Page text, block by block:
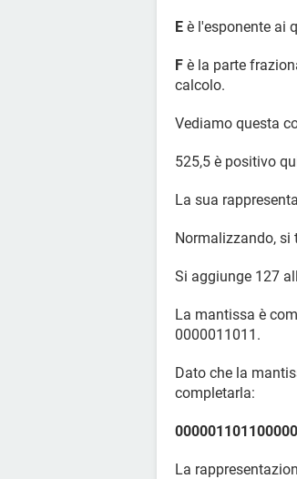
E è l'esponente ai
F è la parte
calcolo.
Vediamo questa
525,5 è positivo
La sua
Normalizzando, si
Si aggiunge 127
La mantissa è
0000011011.
Dato che la
completarla:
La